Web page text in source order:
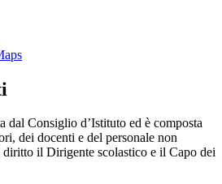
dal Consiglio d’Istituto ed è composta
dei docenti e del personale non
il Dirigente scolastico e il Capo dei